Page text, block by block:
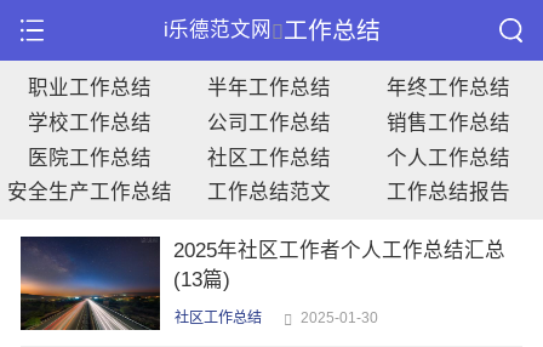
i乐德范文网 工作总结
职业工作总结 半年工作总结
年终工作总结
学校工作总结
公司工作总结
销售工作总结
医院工作总结
社区工作总结
个人工作总结
安全生产工作总结
工作总结范文 工作总结报告
2025年社区工作者个人工作总结汇总
(13篇)
社区工作总结 2025-01-30